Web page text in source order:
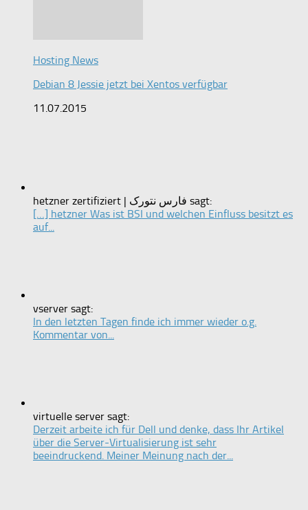
Hosting News
Debian 8 Jessie jetzt bei Xentos verfügbar
11.07.2015
hetzner zertifiziert | فارس نتورک sagt:
[…] hetzner Was ist BSI und welchen Einfluss besitzt es
auf...
vserver sagt:
In den letzten Tagen finde ich immer wieder o.g.
Kommentar von...
virtuelle server sagt:
Derzeit arbeite ich für Dell und denke, dass Ihr Artikel
über die Server-Virtualisierung ist sehr
beeindruckend. Meiner Meinung nach der...